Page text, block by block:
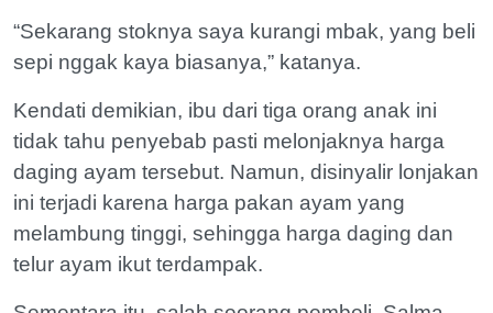
“Sekarang stoknya saya kurangi mbak, yang beli
sepi nggak kaya biasanya,” katanya.
Kendati demikian, ibu dari tiga orang anak ini
tidak tahu penyebab pasti melonjaknya harga
daging ayam tersebut. Namun, disinyalir lonjakan
ini terjadi karena harga pakan ayam yang
melambung tinggi, sehingga harga daging dan
telur ayam ikut terdampak.